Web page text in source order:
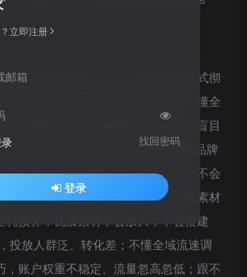
进入全域竞争时代，单一流量投放模式彻
商家和投手普遍面临核心难题：看不懂全
投放渠道杂乱、流量利用率低；计划盲目
ROI持续偏低，越投越亏；不会使用品牌
势能，缺少长效流量布局；新号新户不会
启动困难、起量缓慢；无法精准判断素材
耗预算，优质素材不会放大；不会搭建
投放人群泛、转化差；不懂全域流速调
，账户权重不稳定、流量忽高忽低；跟不
立即注册
邮箱
找回密码
登录